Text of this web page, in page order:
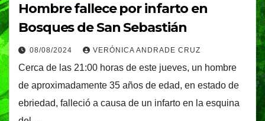
Hombre fallece por infarto en
Bosques de San Sebastián
08/08/2024 VERÓNICA ANDRADE CRUZ
Cerca de las 21:00 horas de este jueves, un hombre
de aproximadamente 35 años de edad, en estado de
ebriedad, falleció a causa de un infarto en la esquina